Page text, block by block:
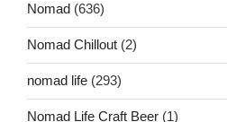
Nomad (636)
Nomad Chillout (2)
nomad life (293)
Nomad Life Craft Beer (1)